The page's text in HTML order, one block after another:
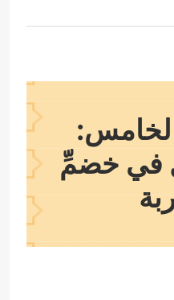
في خضمِّ